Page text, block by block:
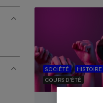
SOCIÉTÉ HISTOIRE
COURS D'ÉTÉ